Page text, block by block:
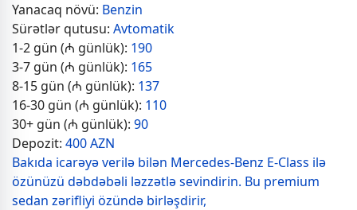
Yanacaq növü: Benzin
Sürətlər qutusu: Avtomatik
1-2 gün (₼ günlük): 190
3-7 gün (₼ günlük): 165
8-15 gün (₼ günlük): 137
16-30 gün (₼ günlük): 110
30+ gün (₼ günlük): 90
Depozit: 400 AZN
Bakıda icarəyə verilə bilən Mercedes-Benz E-Class ilə
özünüzü dəbdəbəli ləzzətlə sevindirin. Bu premium
sedan zərifliyi özündə birləşdirir,